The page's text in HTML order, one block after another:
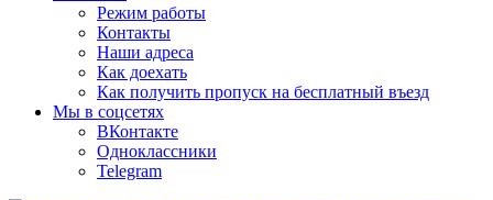
Режим работы
Контакты
Наши адреса
Как доехать
Как получить пропуск на бесплатный въезд
Мы в соцсетях
ВКонтакте
Одноклассники
Telegram